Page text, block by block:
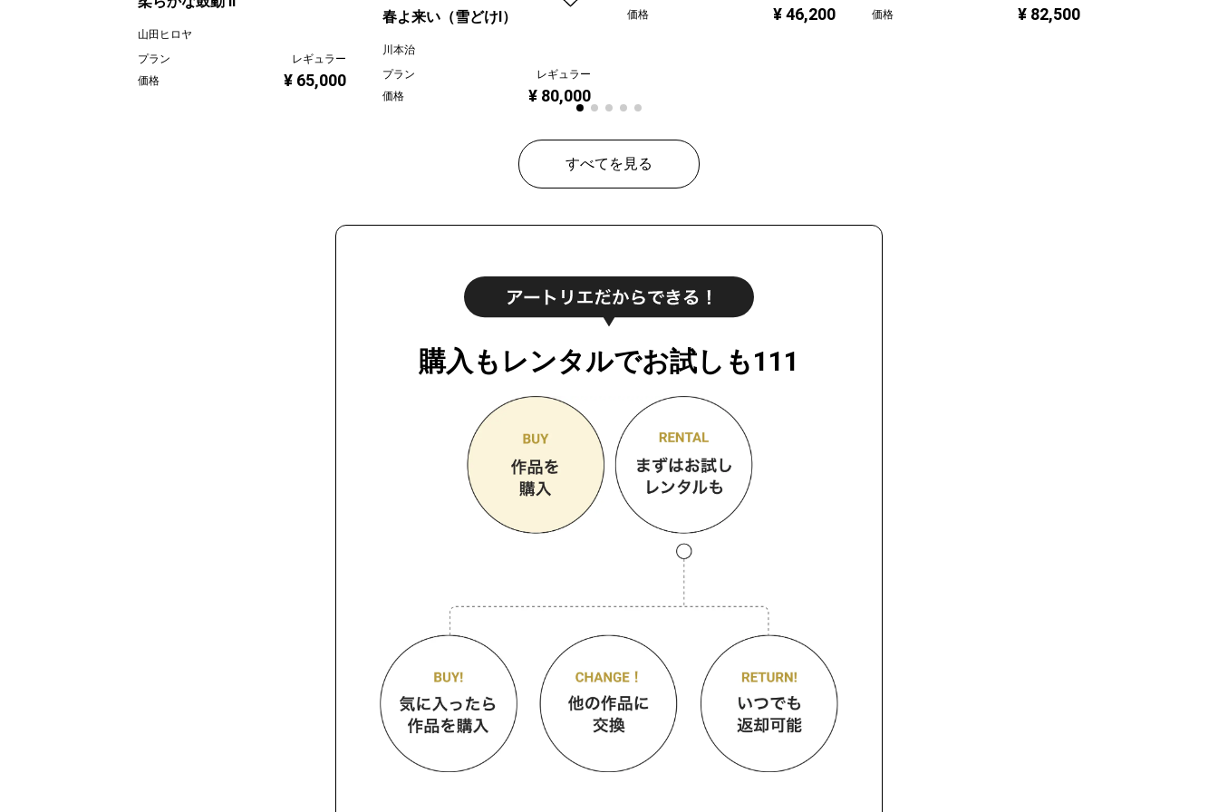
山田ヒロヤ
プラン
レギュラー
価格
¥ 65,000
春よ来い（雪どけⅠ）
川本治
プラン
レギュラー
価格
¥ 80,000
価格 ¥ 46,200 価格 ¥ 82,500
すべてを見る
購入もレンタルでお試しも111